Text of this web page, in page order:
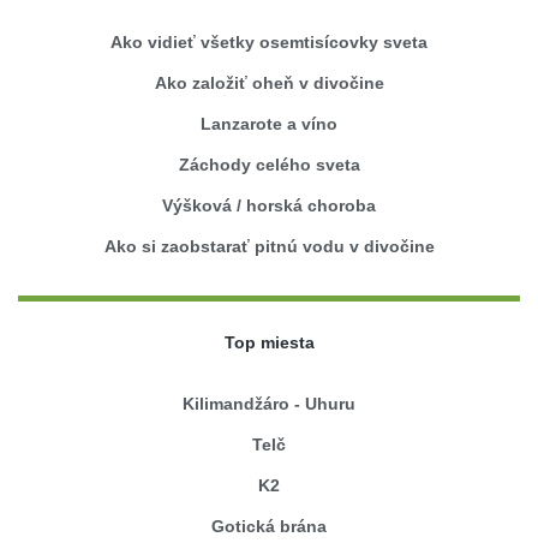
Ako vidieť všetky osemtisícovky sveta
Ako založiť oheň v divočine
Lanzarote a víno
Záchody celého sveta
Výšková / horská choroba
Ako si zaobstarať pitnú vodu v divočine
Top miesta
Kilimandžáro - Uhuru
Telč
K2
Gotická brána